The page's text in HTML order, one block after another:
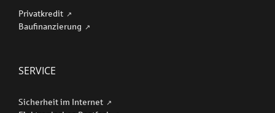
Privatkredit
Baufinanzierung
SERVICE
Sicherheit im Internet